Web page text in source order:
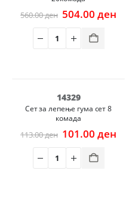
560.00ден Original
was:
560.00 ден.
504.00 ден
14329
Сет за лепење гума сет 8
комадa
113.00ден Original
was:
113.00 ден.
101.00 ден